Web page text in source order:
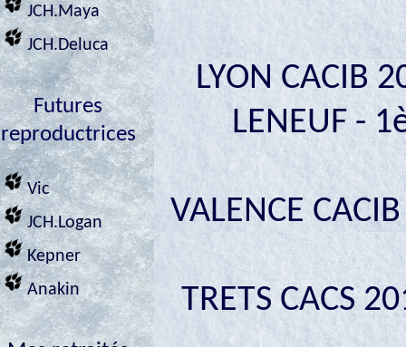
JCH.Maya
JCH.Deluca
Futures
reproductrices
Vic
JCH.Logan
Kepner
Anakin
LYON CACIB
LENEUF -
VALENCE
TRETS CACS